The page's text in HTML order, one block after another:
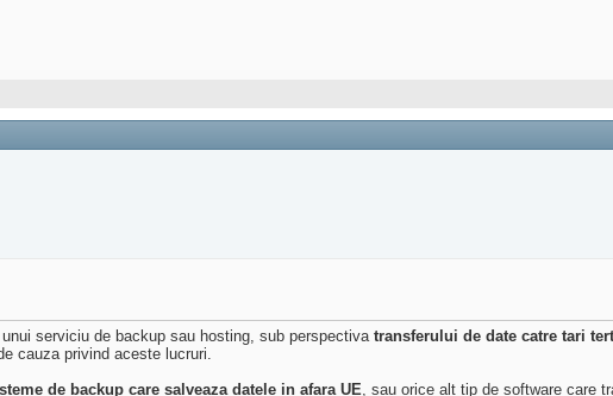
serviciu de backup sau hosting, sub perspectiva transferului de date catre tari
cauza privind aceste lucruri.
de backup care salveaza datele in afara UE, sau orice alt tip de software care